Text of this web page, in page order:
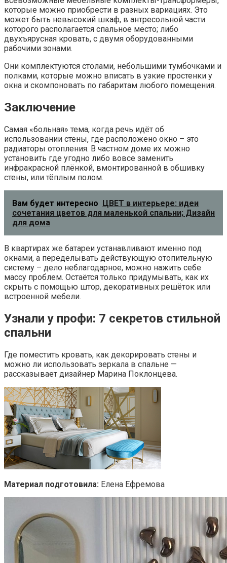
которые можно приобрести в разных вариациях. Это
может быть невысокий шкаф, в антресольной части
которого располагается спальное место; либо
двухъярусная кровать, с двумя оборудованными
рабочими зонами.
Они комплектуются столами, небольшими тумбочками и
полками, которые можно вписать в узкие простенки у
окна и скомпоновать по габаритам любого помещения.
Заключение
Самая «больная» тема, когда речь идёт об
использовании стены, где расположено окно – это
радиаторы отопления. В частном доме их можно
установить где угодно либо вовсе заменить
инфракрасной плёнкой, вмонтированной в обшивку
стены, или тёплым полом.
Вам будет интересно ЦВЕТ в интерьере: идеи
сочетания цветов для маленькой спальни; Дизайн
для дома
В квартирах же батареи устанавливают именно под
окнами, а переделывать действующую отопительную
систему – дело неблагодарное, можно нажить себе
массу проблем. Остаётся только придумывать, как их
скрыть с помощью штор, декоративных решёток или
встроенной мебели.
Узнали у профи: 7 секретов стильной
спальни
Где поместить кровать, как декорировать стены и
можно ли использовать зеркала в спальне —
рассказывает дизайнер Марина Поклонцева.
Материал подготовила: Елена Ефремова